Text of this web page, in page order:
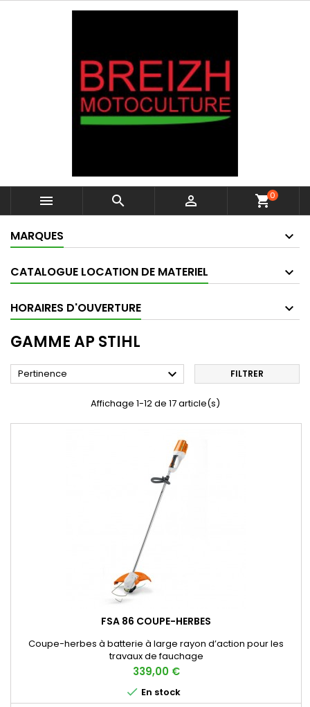
   shopping_cart0
MARQUES
CATALOGUE LOCATION DE MATERIEL
HORAIRES D'OUVERTURE
GAMME AP STIHL
Pertinence  FILTRER
Affichage 1-12 de 17 article(s)
FSA 86 COUPE-HERBES
Coupe-herbes à batterie à large rayon d’action pour les
travaux de fauchage
Prix
339,00 €
 En stock